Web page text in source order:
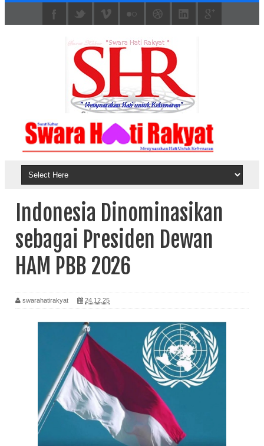
Indonesia Dinominasikan
sebagai Presiden Dewan
HAM PBB 2026
swarahatirakyat 24.12.25